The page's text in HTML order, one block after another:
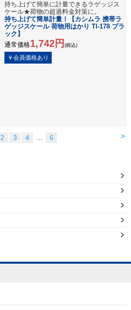
持ち上げて簡単に計量できるラゲッジス
ケール★荷物の超過料金対策に。
持ち上げて簡単計量！【カシムラ 携帯ラ
ゲッジスケール 荷物用はかり TI-178 ブラ
ック】
通常価格1,742円 (税込)
>
2 3 4 … 6